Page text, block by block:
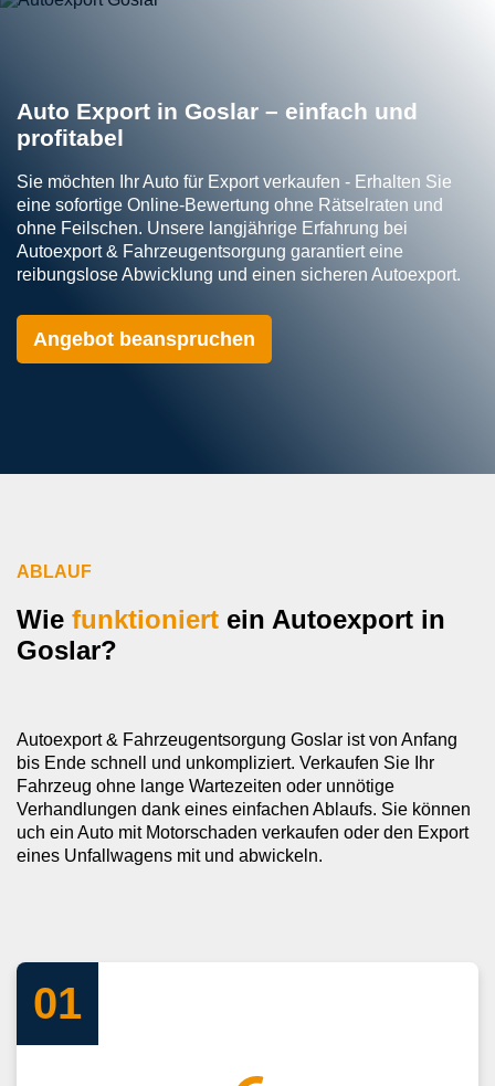
Auto Export in Goslar – einfach und
profitabel
Sie möchten Ihr Auto für Export verkaufen - Erhalten Sie
eine sofortige Online-Bewertung ohne Rätselraten und
ohne Feilschen. Unsere langjährige Erfahrung bei
Autoexport & Fahrzeugentsorgung garantiert eine
reibungslose Abwicklung und einen sicheren Autoexport.
Angebot beanspruchen
ABLAUF
Wie funktioniert ein Autoexport in
Goslar?
Autoexport & Fahrzeugentsorgung Goslar ist von Anfang
bis Ende schnell und unkompliziert. Verkaufen Sie Ihr
Fahrzeug ohne lange Wartezeiten oder unnötige
Verhandlungen dank eines einfachen Ablaufs. Sie können
uch ein Auto mit Motorschaden verkaufen oder den Export
eines Unfallwagens mit und abwickeln.
01